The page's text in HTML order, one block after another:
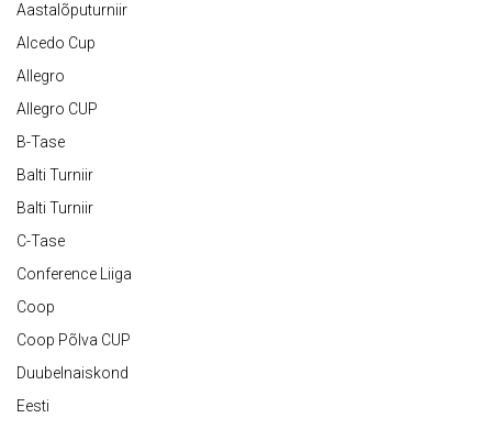
Aastalõputurniir
Alcedo Cup
Allegro
Allegro CUP
B-Tase
Balti Turniir
Balti Turniir
C-Tase
Conference Liiga
Coop
Coop Põlva CUP
Duubelnaiskond
Eesti